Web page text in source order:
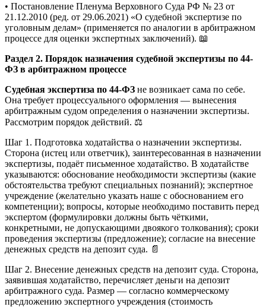
• Постановление Пленума Верховного Суда РФ № 23 от
21.12.2010 (ред. от 29.06.2021) «О судебной экспертизе по
уголовным делам» (применяется по аналогии в арбитражном
процессе для оценки экспертных заключений). 📖
Раздел 2. Порядок назначения судебной экспертизы по 44-
ФЗ в арбитражном процессе
Судебная экспертиза по 44-ФЗ не возникает сама по себе.
Она требует процессуального оформления — вынесения
арбитражным судом определения о назначении экспертизы.
Рассмотрим порядок действий. ⚖️
Шаг 1. Подготовка ходатайства о назначении экспертизы.
Сторона (истец или ответчик), заинтересованная в назначении
экспертизы, подаёт письменное ходатайство. В ходатайстве
указываются: обоснование необходимости экспертизы (какие
обстоятельства требуют специальных познаний); экспертное
учреждение (желательно указать наше с обоснованием его
компетенции); вопросы, которые необходимо поставить перед
экспертом (формулировки должны быть чёткими,
конкретными, не допускающими двоякого толкования); сроки
проведения экспертизы (предложение); согласие на внесение
денежных средств на депозит суда. 📄
Шаг 2. Внесение денежных средств на депозит суда. Сторона,
заявившая ходатайство, перечисляет деньги на депозит
арбитражного суда. Размер — согласно коммерческому
предложению экспертного учреждения (стоимость